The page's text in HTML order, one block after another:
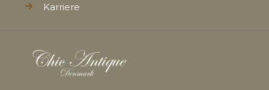
Karriere